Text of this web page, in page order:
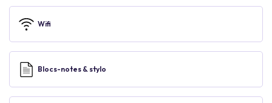
Wifi
Blocs-notes & stylo